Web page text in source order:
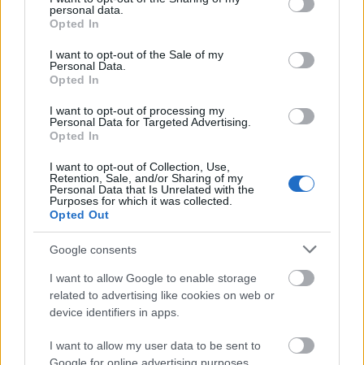
grant or deny consent to Google and its third-party tags to
use your data for below specified purposes in below Google
consent section.
personal data.
Opted In
I want to opt-out of the Sale of my
Personal Data.
Opted In
I want to opt-out of processing my
Personal Data for Targeted Advertising.
Opted In
I want to opt-out of Collection, Use,
Retention, Sale, and/or Sharing of my
Personal Data that Is Unrelated with the
Purposes for which it was collected.
Opted Out
Google consents
I want to allow Google to enable storage
related to advertising like cookies on web or
device identifiers in apps.
I want to allow my user data to be sent to
Na jó, csak egy-két órára, meg épp hogy csak
bugyogósra, de akkor is. A breaking news hírt
@KTamas,